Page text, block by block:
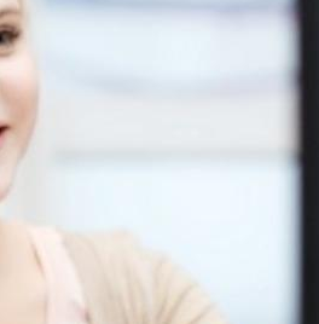
региональный
поможет школьникам с
4 августа 2026